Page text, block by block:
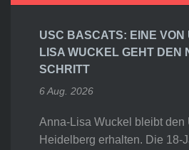
USC BASCATS: EINE VON
LISA WUCKEL GEHT DEN
SCHRITT
6 Aug. 2026
Anna-Lisa Wuckel bleibt den
Heidelberg erhalten. Die 18-